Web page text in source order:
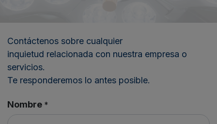
Contáctenos sobre cualquier
inquietud relacionada con nuestra empresa o
servicios.
Te responderemos lo antes posible.
Nombre *